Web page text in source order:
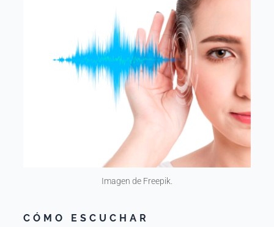
Imagen de Freepik.
CÓMO ESCUCHAR